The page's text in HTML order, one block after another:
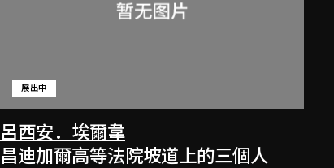
呂西安．埃爾韋
展出中
昌迪加爾高等法院坡道上的三個人